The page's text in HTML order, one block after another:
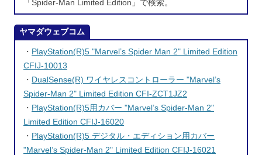
「Spider-Man Limited Edition」で検索。
ヤマダウェブコム
・ PlayStation(R)5 "Marvel’s Spider Man 2" Limited Edition
CFIJ-10013
・ DualSense(R) ワイヤレスコントローラー "Marvel’s
Spider-Man 2" Limited Edition CFI-ZCT1JZ2
・ PlayStation(R)5用カバー "Marvel’s Spider-Man 2"
Limited Edition CFIJ-16020
・ PlayStation(R)5 デジタル・エディション用カバー
"Marvel’s Spider-Man 2" Limited Edition CFIJ-16021